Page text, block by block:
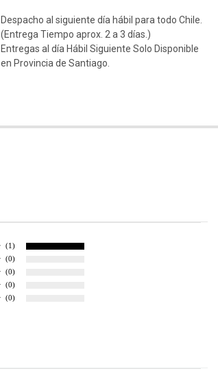
Despacho al siguiente día hábil para todo Chile.
(Entrega Tiempo aprox. 2 a 3 días.)
Entregas al día Hábil Siguiente Solo Disponible
en Provincia de Santiago.
(1)
(0)
(0)
(0)
(0)